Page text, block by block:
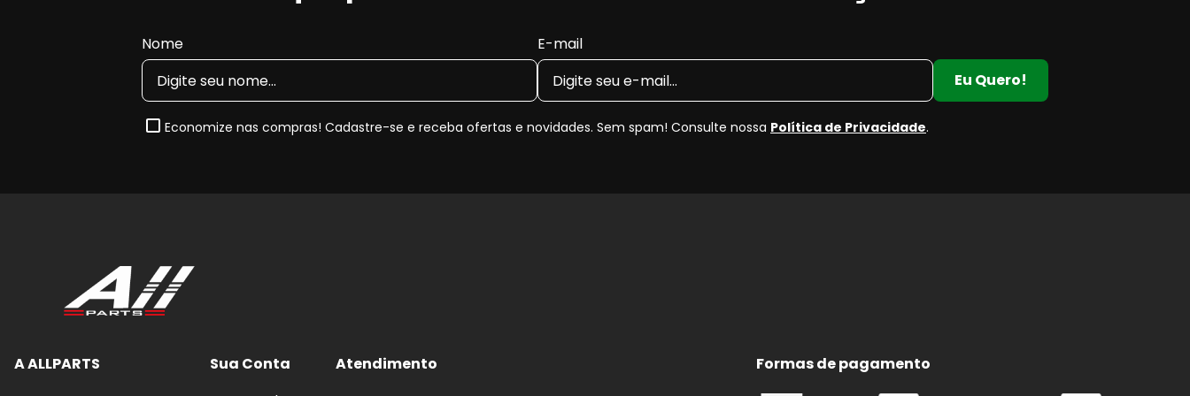
compostos cerâmicos, dependendo do sistema de freio e do uso.
Nota de Compatibilidade:
Esta pastilha segue rigorosamente as medidas originais para os anos
. Sempre confira ocódigo original (OEM)antes da compra para garantir o encaixe perfeito.
Quando e Por que substituir a Pastilha Dianteira?
Frenagens mais seguras
Redução de ruídos
Conforto e estabilidade:melhora o controle em curvas, chuva e frenagens de emergência.
Nome
E-mail
Eu Quero!
Economize nas compras! Cadastre-se e receba ofertas e novidades. Sem spam! Consulte nossa Política de Privacidade.
A ALLPARTS
Sua Conta
Atendimento
Formas de pagamento